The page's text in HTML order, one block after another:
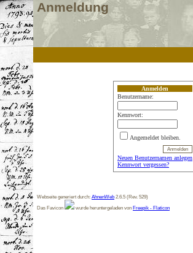
Anmeldung
Anmelden
Benutzername:
Kennwort:
Angemeldet bleiben.
Neuen Benutzernamen anlegen
Kennwort vergessen?
Webseite generiert durch: AhnenWeb 2.6.5 (Rev. 529)
Das Favicon
wurde heruntergeladen von Freepik - Flaticon